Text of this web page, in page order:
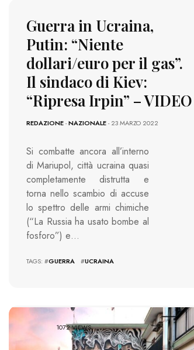
Guerra in Ucraina,
Putin: “Niente
dollari/euro per il gas”.
Il sindaco di Kiev:
“Ripresa Irpin” – VIDEO
REDAZIONE-NAZIONALE- 23 MARZO 2022
Si combatte ancora all’interno
di Mariupol, città ucraina quasi
completamente distrutta e
torna nello scambio di accuse
lo spettro delle armi chimiche
(“La Russia ha usato bombe al
fosforo”) e…
TAGS: #GUERRA #UCRAINA
1072 VIEWS